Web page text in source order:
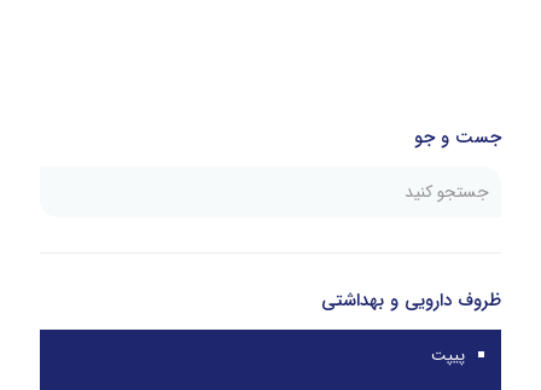
جست و جو
ظروف دارویی و بهداشتی
پیپت